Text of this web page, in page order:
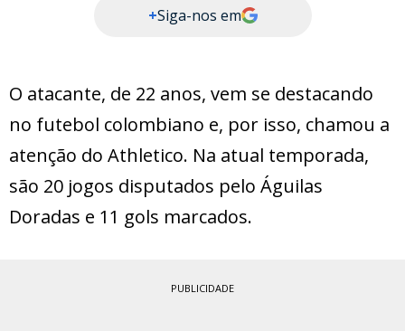
+Siga-nos em
O atacante, de 22 anos, vem se destacando
no futebol colombiano e, por isso, chamou a
atenção do Athletico. Na atual temporada,
são 20 jogos disputados pelo Águilas
Doradas e 11 gols marcados.
PUBLICIDADE